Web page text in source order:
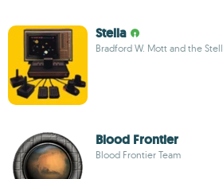
Stella
Bradford W. Mott and the Stell
Blood Frontier
Blood Frontier Team